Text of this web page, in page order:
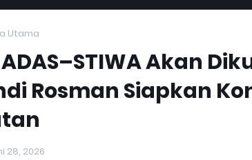
Utama
Akan
Rosman Siapkan
28, 2026